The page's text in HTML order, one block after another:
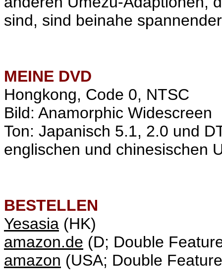
sind, sind beinahe
MEINE DVD
Hongkong, Code 0, NTSC
Bild: Anamorphic Widescreen
Ton: Japanisch 5.1, 2.0 und
englischen und chinesischen
BESTELLEN
Yesasia (HK)
amazon.de (D; Double
amazon (USA; Double